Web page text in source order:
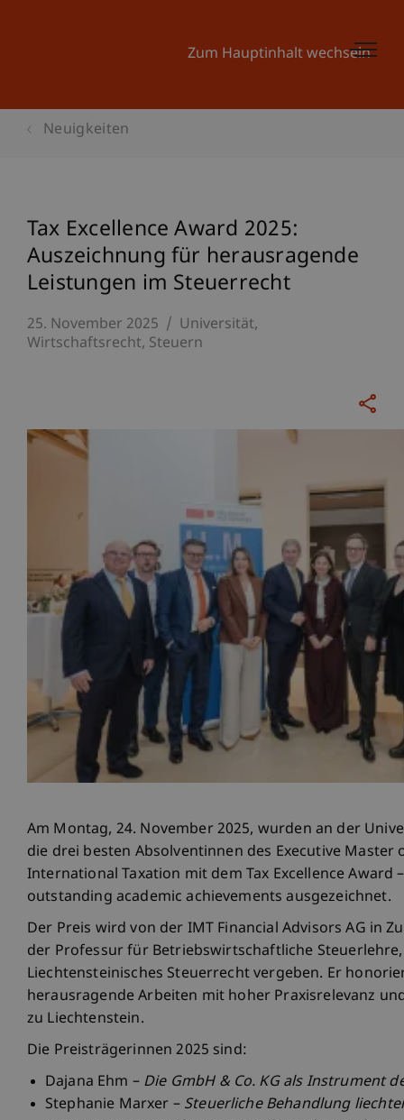
Zum Hauptinhalt wechseln
Neuigkeiten
Tax Excellence Award 2025:
Auszeichnung für herausragende
Leistungen im Steuerrecht
25. November 2025
Universität
Wirtschaftsrecht Steuern
Am Montag, 24. November 2025, wurden an der
die drei besten Absolventinnen des Executive Master
International Taxation mit dem Tax Excellence Award
outstanding academic achievements ausgezeichnet.
Der Preis wird von der IMT Financial Advisors AG in
der Professur für Betriebswirtschaftliche
Liechtensteinisches Steuerrecht vergeben. Er
herausragende Arbeiten mit hoher Praxisrelevanz
zu Liechtenstein.
Die Preisträgerinnen 2025 sind:
Dajana Ehm – Die GmbH & Co. KG als Instrument
Stephanie Marxer – Steuerliche Behandlung